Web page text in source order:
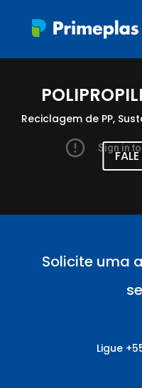
Reciclagem de PP,
Solicite uma
Ligue